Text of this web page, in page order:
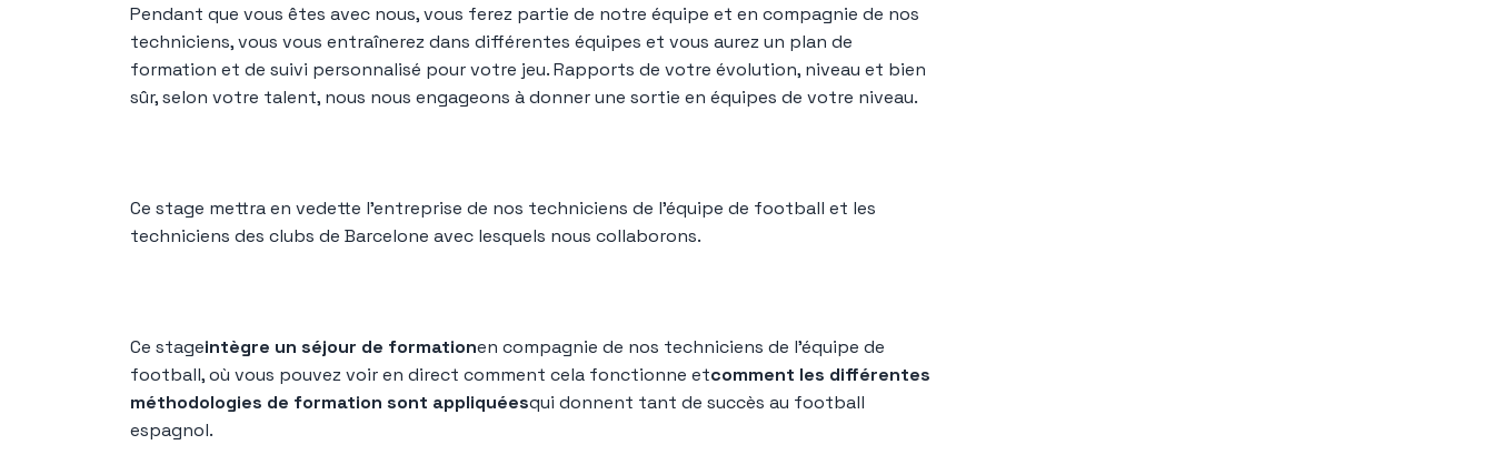
Pendant que vous êtes avec nous, vous ferez partie de notre équipe et en compagnie de nos
techniciens, vous vous entraînerez dans différentes équipes et vous aurez un plan de
formation et de suivi personnalisé pour votre jeu. Rapports de votre évolution, niveau et bien
sûr, selon votre talent, nous nous engageons à donner une sortie en équipes de votre niveau.
Ce stage mettra en vedette l'entreprise de nos techniciens de l'équipe de football et les
techniciens des clubs de Barcelone avec lesquels nous collaborons.
Ce stageintègre un séjour de formationen compagnie de nos techniciens de l'équipe de
football, où vous pouvez voir en direct comment cela fonctionne etcomment les différentes
méthodologies de formation sont appliquéesqui donnent tant de succès au football
espagnol.